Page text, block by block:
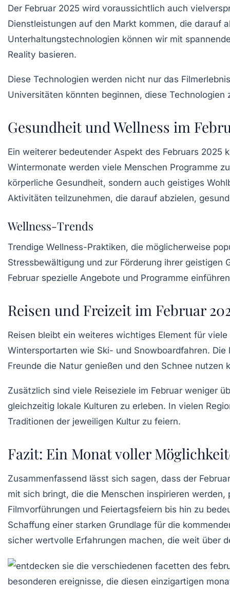
Der Februar 2025 wird voraussichtlich auch
Dienstleistungen auf den Markt kommen, die darauf
Unterhaltungstechnologien können wir mit
Reality basieren.
Diese Technologien werden nicht nur das
Universitäten könnten beginnen, diese
Gesundheit und Wellness im
Ein weiterer bedeutender Aspekt des Februars 2025
Wintermonate werden viele Menschen Programme
körperliche Gesundheit, sondern auch geistiges
Aktivitäten teilzunehmen, die darauf abzielen,
Wellness-Trends
Trendige Wellness-Praktiken, die möglicherweise
Stressbewältigung und zur Förderung ihrer
Februar spezielle Angebote und Programme
Reisen und Freizeit im Februar
Reisen bleibt ein weiteres wichtiges Element für
Wintersportarten wie Ski- und Snowboardfahren. Die
Freunde die Natur genießen und den Schnee nutzen
Zusätzlich sind viele Reiseziele im Februar weniger
gleichzeitig lokale Kulturen zu erleben. In vielen
Traditionen der jeweiligen Kultur zu feiern.
Fazit: Ein Monat voller
Zusammenfassend lässt sich sagen, dass der
mit sich bringt, die die Menschen inspirieren
Filmvorführungen und Feiertagsfeiern bis hin zu
Schaffung einer starken Grundlage für die
sicher wertvolle Erfahrungen machen, die weit über